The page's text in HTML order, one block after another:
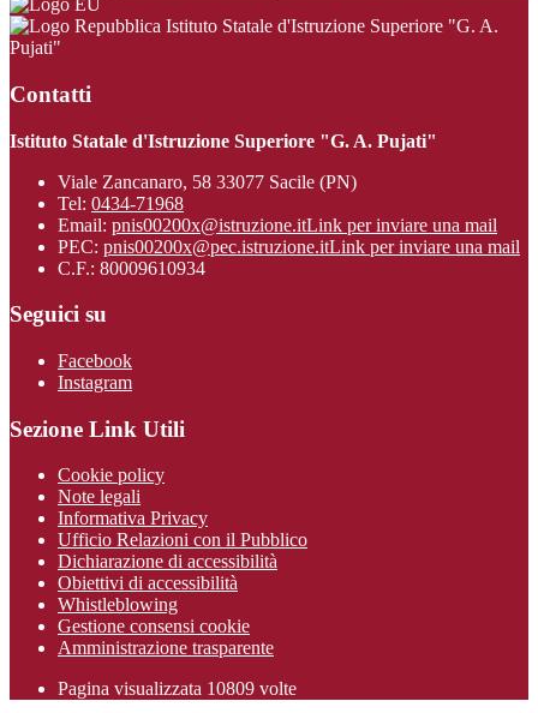
Istituto Statale d'Istruzione Superiore "G. A.
Pujati"
Contatti
Istituto Statale d'Istruzione Superiore "G. A. Pujati"
Viale Zancanaro, 58 33077 Sacile (PN)
Tel: 0434-71968
Email: pnis00200x@istruzione.itLink per inviare una mail
PEC: pnis00200x@pec.istruzione.itLink per inviare una mail
C.F.: 80009610934
Seguici su
Facebook
Instagram
Sezione Link Utili
Cookie policy
Note legali
Informativa Privacy
Ufficio Relazioni con il Pubblico
Dichiarazione di accessibilità
Obiettivi di accessibilità
Whistleblowing
Gestione consensi cookie
Amministrazione trasparente
Pagina visualizzata 10809 volte